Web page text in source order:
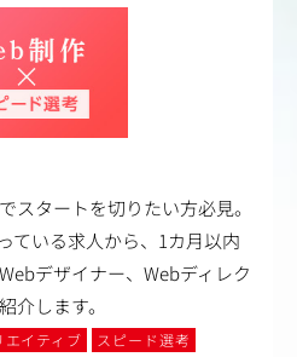
スタートを切りたい方必見。
ている求人から、1カ月以内
デザイナー、Webディレク
介します。
エイティブ スピード選考